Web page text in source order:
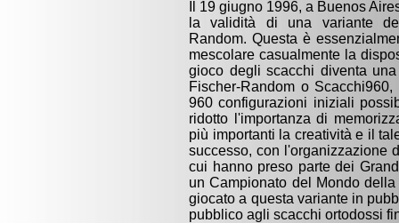
Il 19 giugno 1996, a Buenos
la validità di una variante
Random. Questa è
mescolare casualmente la
gioco degli scacchi diventa
Fischer-Random o
960 configurazioni iniziali
ridotto l'importanza di
più importanti la creatività e il
successo, con l'organizzazione
cui hanno preso parte dei
un Campionato del Mondo
giocato a questa variante in
pubblico agli scacchi ortodossi